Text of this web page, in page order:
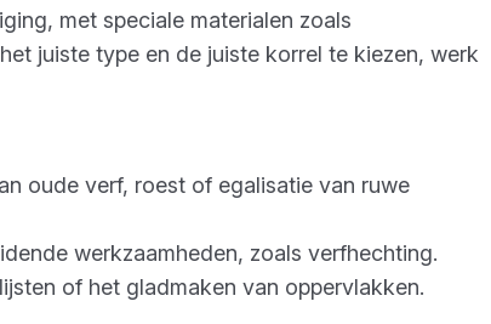
met speciale materialen zoals
juiste type en de juiste korrel te kiezen, werk
oude verf, roest of egalisatie van ruwe
werkzaamheden, zoals verfhechting.
of het gladmaken van oppervlakken.